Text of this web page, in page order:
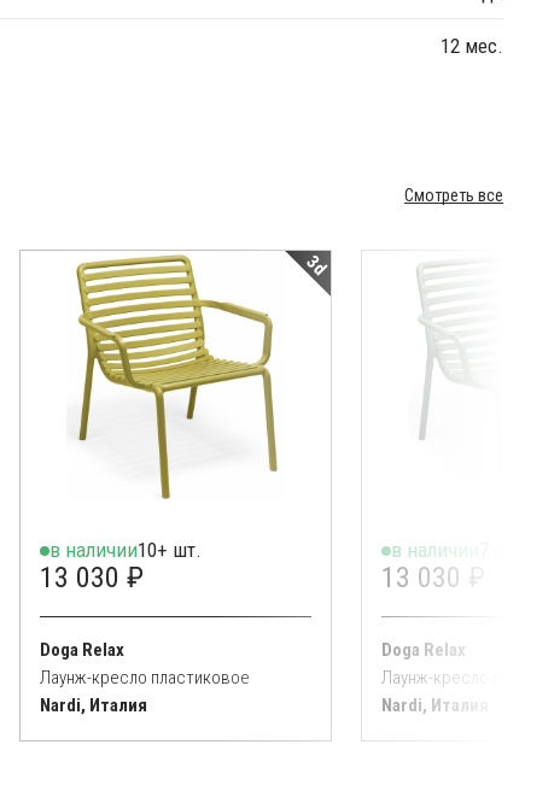
12 мес.
Смотреть все
3d
в наличии10+ шт.
13 030 ₽
Doga Relax
Лаунж-кресло пластиковое
Nardi, Италия
в наличии
13 030 ₽
Doga Relax
Лаунж-кресло
Nardi, Италия